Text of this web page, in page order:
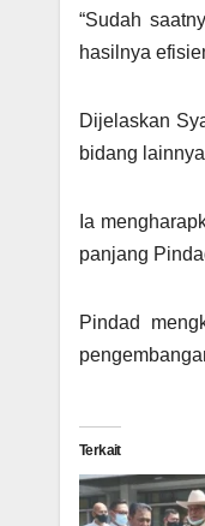
“Sudah
hasilnya
Dijelaskan
bidang
Ia
panjang
Pindad
Terkait